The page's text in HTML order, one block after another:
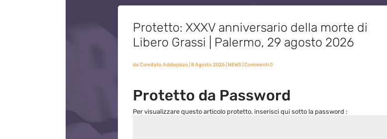
Protetto: XXXV anniversario della morte di
Libero Grassi | Palermo, 29 agosto 2026
da Comitato Addiopizzo| 8 Agosto 2026| NEWS| Commenti 0
Protetto da Password
Per visualizzare questo articolo protetto, inserisci qui sotto la password :